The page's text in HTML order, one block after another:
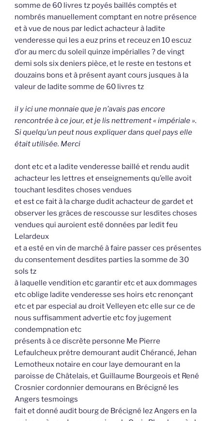
somme de 60 livres tz poyés baillés comptés et
nombrés manuellement comptant en notre présence
et à vue de nous par ledict achacteur à ladite
venderesse qui les a euz prins et receuz en 10 escuz
d’or au merc du soleil quinze impérialles ? de vingt
demi sols six deniers pièce, et le reste en testons et
douzains bons et à présent ayant cours jusques à la
valeur de ladite somme de 60 livres tz
il y ici une monnaie que je n’avais pas encore
rencontrée à ce jour, et je lis nettrement « impériale ».
Si quelqu’un peut nous expliquer dans quel pays elle
était utilisée. Merci
dont etc et a ladite venderesse baillé et rendu audit
achacteur les lettres et enseignements qu’elle avoit
touchant lesdites choses vendues
et est ce fait à la charge dudit achacteur de gardet et
observer les grâces de rescousse sur lesdites choses
vendues qui auroient esté données par ledit feu
Lelardeux
et a esté en vin de marché à faire passer ces présentes
du consentement desdites parties la somme de 30
sols tz
à laquelle vendition etc garantir etc et aux dommages
etc oblige ladite venderesse ses hoirs etc renonçant
etc et par especial au droit Velleyen etc elle sur ce de
nous suffisamment advertie etc foy jugement
condempnation etc
présents à ce discrète personne Me Pierre
Lefaulcheux prêtre demourant audit Chérancé, Jehan
Lemotheux notaire en cour laye demourant en la
paroisse de Châtelais, et Guillaume Bourgeois et René
Crosnier cordonnier demourans en Brécigné les
Angers tesmoings
fait et donné audit bourg de Brécigné lez Angers en la